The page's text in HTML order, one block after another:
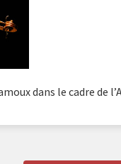
dans le cadre de